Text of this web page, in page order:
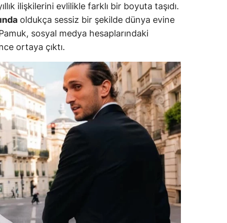
Kırklareli
ilişkilerini evlilikle farklı bir boyuta taşıdı.
oldukça sessiz bir şekilde dünya evine
sosyal medya hesaplarındaki
ortaya çıktı.